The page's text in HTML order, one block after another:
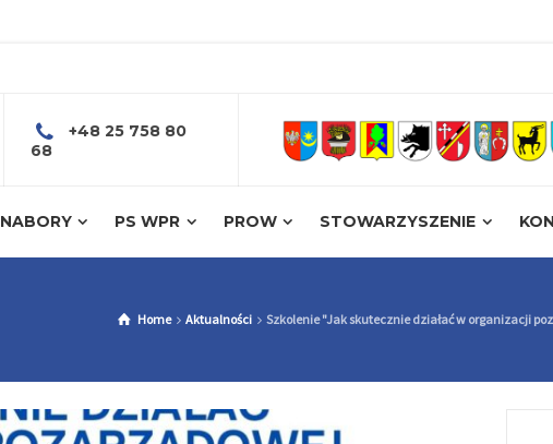
+48 25 758 80
68
NABORY PS WPR PROW STOWARZYSZENIE
Home Aktualności Szkolenie "Jak skutecznie działać w organizacji